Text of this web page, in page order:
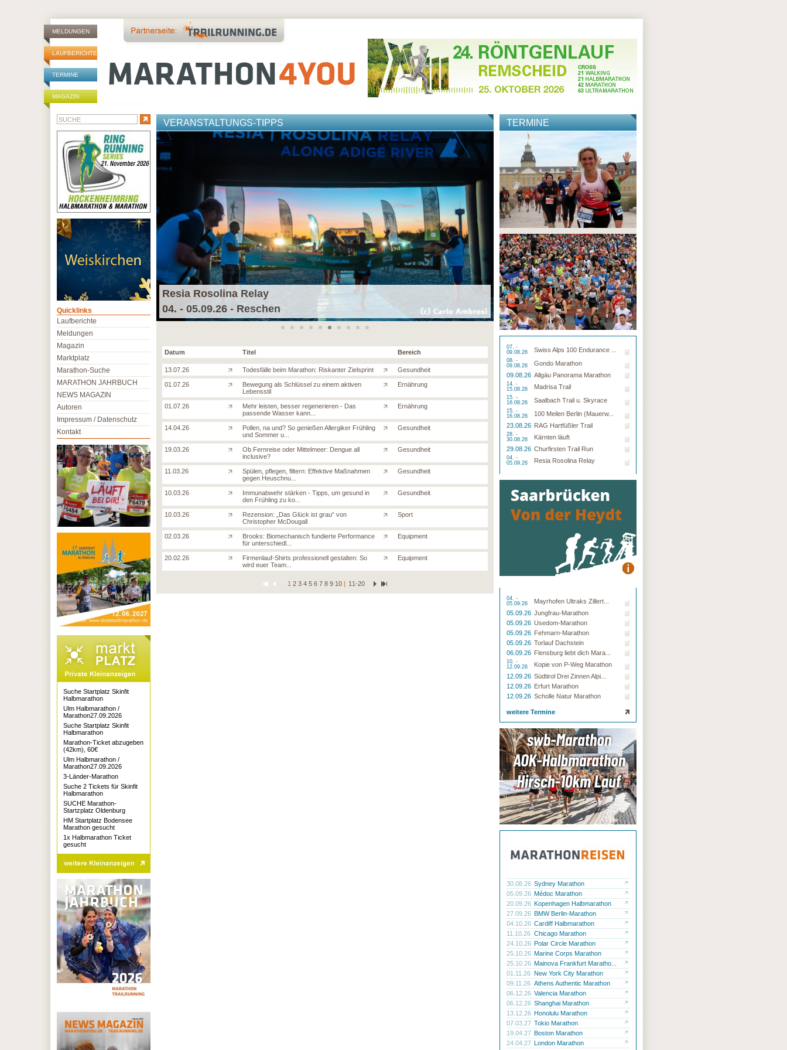
MELDUNGEN
LAUFBERICHTE
TERMINE
MAGAZIN
VERANSTALTUNGS-TIPPS
Resia Rosolina Relay
04. - 05.09.26 - Reschen
Mayrhofen Ultraks Zillertal
04. - 05.09.26 - Mayrhofen-Hippach
Datum Titel Bereich
13.07.26 Todesfälle beim Marathon: Riskanter Zielsprint Gesundheit
01.07.26
Bewegung als Schlüssel zu einem aktiven
Lebensstil
Ernährung
01.07.26
Mehr leisten, besser regenerieren - Das
passende Wasser kann...
Ernährung
14.04.26
Pollen, na und? So genießen Allergiker Frühling
und Sommer u...
Gesundheit
19.03.26
Ob Fernreise oder Mittelmeer: Dengue all
inclusive?
Gesundheit
11.03.26
Spülen, pflegen, filtern: Effektive Maßnahmen
gegen Heuschnu...
Gesundheit
10.03.26
Immunabwehr stärken - Tipps, um gesund in
den Frühling zu ko...
Gesundheit
10.03.26
Rezension: „Das Glück ist grau“ von
Christopher McDougall
Sport
02.03.26
Brooks: Biomechanisch fundierte Performance
für unterschiedl...
Equipment
20.02.26
Firmenlauf-Shirts professionell gestalten: So
wird euer Team...
Equipment
1 2 3 4 5 6 7 8 9 10 | 11-20
TERMINE
07. -
09.08.26
Swiss Alps 100 Endurance ...
08. -
09.08.26
Gondo Marathon
09.08.26 Allgäu Panorama Marathon
14. -
15.08.26
Madrisa Trail
15. -
16.08.26
Saalbach Trail u. Skyrace
15. -
16.08.26
100 Meilen Berlin (Mauerw...
23.08.26 RAG Hartfüßler Trail
28. -
30.08.26
Kärnten läuft
29.08.26 Churfirsten Trail Run
04. -
05.09.26
Resia Rosolina Relay
04. -
05.09.26
Mayrhofen Ultraks Zillert...
05.09.26 Jungfrau-Marathon
05.09.26 Usedom-Marathon
05.09.26 Fehmarn-Marathon
05.09.26 Torlauf Dachstein
06.09.26 Flensburg liebt dich Mara...
10. -
12.09.26
Kopie von P-Weg Marathon
12.09.26 Südtirol Drei Zinnen Alpi...
12.09.26 Erfurt Marathon
12.09.26 Scholle Natur Marathon
weitere Termine
30.08.26 Sydney Marathon
05.09.26 Médoc Marathon
20.09.26 Kopenhagen Halbmarathon
27.09.26 BMW Berlin-Marathon
04.10.26 Cardiff Halbmarathon
11.10.26 Chicago Marathon
24.10.26 Polar Circle Marathon
25.10.26 Marine Corps Marathon
25.10.26 Mainova Frankfurt Maratho...
01.11.26 New York City Marathon
09.11.26 Athens Authentic Marathon
06.12.26 Valencia Marathon
06.12.26 Shanghai Marathon
13.12.26 Honolulu Marathon
07.03.27 Tokio Marathon
19.04.27 Boston Marathon
24.04.27 London Marathon
Quicklinks
Laufberichte
Meldungen
Magazin
Marktplatz
Marathon-Suche
MARATHON JAHRBUCH
NEWS MAGAZIN
Autoren
Impressum / Datenschutz
Kontakt
Suche Startplatz Skinfit
Halbmarathon
Ulm Halbmarathon /
Marathon27.09.2026
Suche Startplatz Skinfit
Halbmarathon
Marathon-Ticket abzugeben
(42km), 60€
Ulm Halbmarathon /
Marathon27.09.2026
3-Länder-Marathon
Suche 2 Tickets für Skinfit
Halbmarathon
SUCHE Marathon-
Startzplatz Oldenburg
HM Startplatz Bodensee
Marathon gesucht
1x Halbmarathon Ticket
gesucht